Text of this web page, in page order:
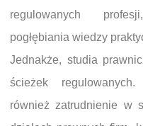
regulowanych
pogłębiania wiedzy
Jednakże, studia
ścieżek
również zatrudnienie w